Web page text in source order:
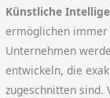
Künstliche
ermöglichen
Unternehmen
entwickeln, die
zugeschnitten